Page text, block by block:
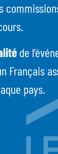
de
Français
pays.